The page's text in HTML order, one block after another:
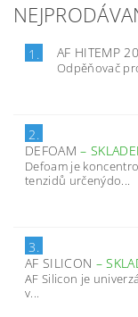
1. AF HITEMP
Odpěňovač
2.
DEFOAM–
Defoam je
tenzidů určenýdo...
3.
AF SILICON –
AF Silicon je
v...